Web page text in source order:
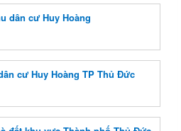
dân cư Huy Hoàng
cư Huy Hoàng TP Thủ Đức